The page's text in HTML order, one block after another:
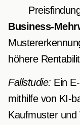
Business-
höhere
Fallstudie: Ein
mithilfe von KI-
Kaufmuster und